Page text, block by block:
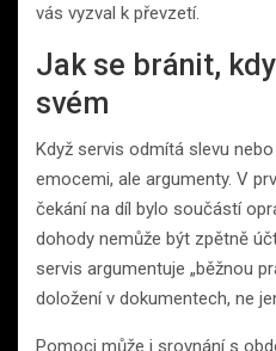
vás vyzval k převzetí.
Jak se bránit,
svém
Když servis odmítá slevu
emocemi, ale argumenty. V
čekání na díl bylo součástí
dohody nemůže být zpětně
servis argumentuje „běžnou
doložení v dokumentech, ne
Pomoci může i srovnání s